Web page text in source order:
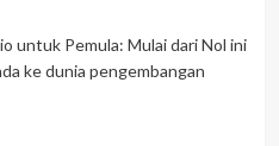
untuk Pemula: Mulai dari Nol ini
ke dunia pengembangan